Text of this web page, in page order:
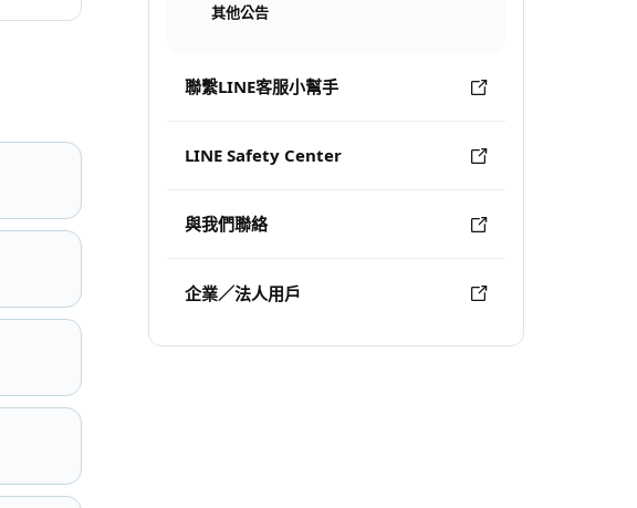
其他公告
聯繫LINE客服小幫手
LINE Safety Center
與我們聯絡
企業／法人用戶